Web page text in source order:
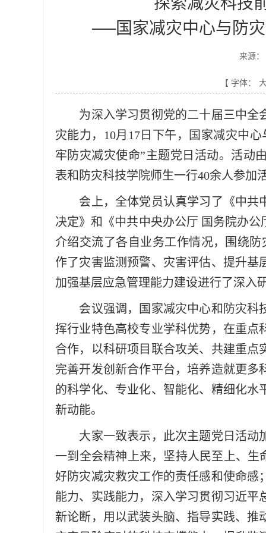
──国家减灾中心与防
来源：
【 字体：
为深入学习贯彻党的二十届三中全
灾能力，10月17日下午，国家减灾中
牢防灾减灾使命”主题党日活动。活动
表和防灾科技学院师生一行40余人参加
会上，全体党员认真学习了《中共
决定》和《中共中央办公厅 国务院办
介绍交流了各自业务工作情况，围绕
作了灾害监测预警、灾害评估、提升
加强基层应急管理能力建设进行了深入
会议强调，国家减灾中心和防灾科
挥行业特色高校专业学科优势，在重
合作，以科研项目联合攻关、共建重
完善开发创新合作平台，培养造就更
的科学化、专业化、智能化、精细化
新动能。
大家一致表示，此次主题党日活动
一到全会精神上来，坚持人民至上、生
好防灾减灾救灾工作的责任感和使命
能力、实践能力，深入学习贯彻习近
新论断，用以武装头脑、指导实践、